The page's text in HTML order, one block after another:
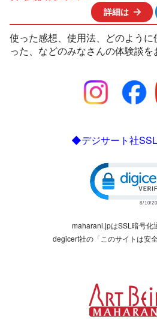
詳細は
使った感想、使用法、どのよう
った、などのみなさんの体験談を
◆デジサート社
maharani.jpはSSL暗号化
degicert社の「このサイトは安